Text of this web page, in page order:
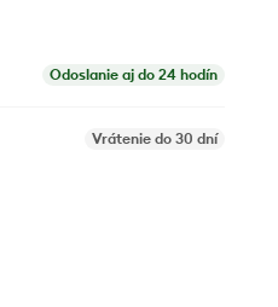
Odoslanie aj do 24 hodín
Vrátenie do 30 dní